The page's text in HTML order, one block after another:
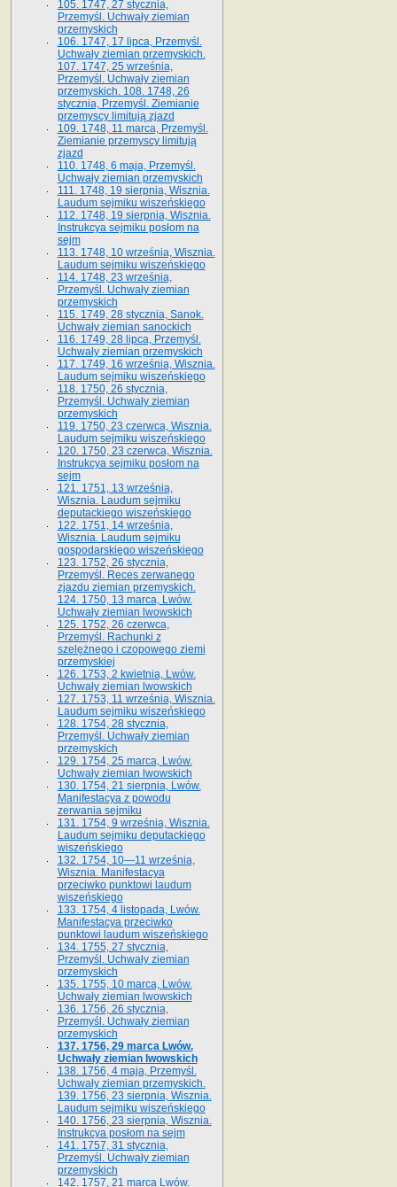
105. 1747, 27 stycznia,
Przemyśl. Uchwały ziemian
przemyskich
106. 1747, 17 lipca, Przemyśl.
Uchwały ziemian przemyskich.
107. 1747, 25 września,
Przemyśl. Uchwały ziemian
przemyskich. 108. 1748, 26
stycznia, Przemyśl. Ziemianie
przemyscy limitują zjazd
109. 1748, 11 marca, Przemyśl.
Ziemianie przemyscy limitują
zjazd
110. 1748, 6 maja, Przemyśl.
Uchwały ziemian przemyskich
111. 1748, 19 sierpnia, Wisznia.
Laudum sejmiku wiszeńskiego
112. 1748, 19 sierpnia, Wisznia.
Instrukcya sejmiku posłom na
sejm
113. 1748, 10 września, Wisznia.
Laudum sejmiku wiszeńskiego
114. 1748, 23 września,
Przemyśl. Uchwały ziemian
przemyskich
115. 1749, 28 stycznia, Sanok.
Uchwały ziemian sanockich
116. 1749, 28 lipca, Przemyśl.
Uchwały ziemian przemyskich
117. 1749, 16 września, Wisznia.
Laudum sejmiku wiszeńskiego
118. 1750, 26 stycznia,
Przemyśl. Uchwały ziemian
przemyskich
119. 1750, 23 czerwca, Wisznia.
Laudum sejmiku wiszeńskiego
120. 1750, 23 czerwca, Wisznia.
Instrukcya sejmiku posłom na
sejm
121. 1751, 13 września,
Wisznia. Laudum sejmiku
deputackiego wiszeńskiego
122. 1751, 14 września,
Wisznia. Laudum sejmiku
gospodarskiego wiszeńskiego
123. 1752, 26 stycznia,
Przemyśl. Reces zerwanego
zjazdu ziemian przemyskich.
124. 1750, 13 marca, Lwów.
Uchwały ziemian lwowskich
125. 1752, 26 czerwca,
Przemyśl. Rachunki z
szelężnego i czopowego ziemi
przemyskiej
126. 1753, 2 kwietnia, Lwów.
Uchwały ziemian lwowskich
127. 1753, 11 września, Wisznia.
Laudum sejmiku wiszeńskiego
128. 1754, 28 stycznia,
Przemyśl. Uchwały ziemian
przemyskich
129. 1754, 25 marca, Lwów.
Uchwały ziemian lwowskich
130. 1754, 21 sierpnia, Lwów.
Manifestacya z powodu
zerwania sejmiku
131. 1754, 9 września, Wisznia.
Laudum sejmiku deputackiego
wiszeńskiego
132. 1754, 10—11 września,
Wisznia. Manifestacya
przeciwko punktowi laudum
wiszeńskiego
133. 1754, 4 listopada, Lwów.
Manifestacya przeciwko
punktowi laudum wiszeńskiego
134. 1755, 27 stycznia,
Przemyśl. Uchwały ziemian
przemyskich
135. 1755, 10 marca, Lwów.
Uchwały ziemian lwowskich
136. 1756, 26 stycznia,
Przemyśl. Uchwały ziemian
przemyskich
137. 1756, 29 marca Lwów.
Uchwały ziemian lwowskich
138. 1756, 4 maja, Przemyśl.
Uchwały ziemian przemyskich.
139. 1756, 23 sierpnia, Wisznia.
Laudum sejmiku wiszeńskiego
140. 1756, 23 sierpnia, Wisznia.
Instrukcya posłom na sejm
141. 1757, 31 stycznia,
Przemyśl. Uchwały ziemian
przemyskich
142. 1757, 21 marca Lwów.